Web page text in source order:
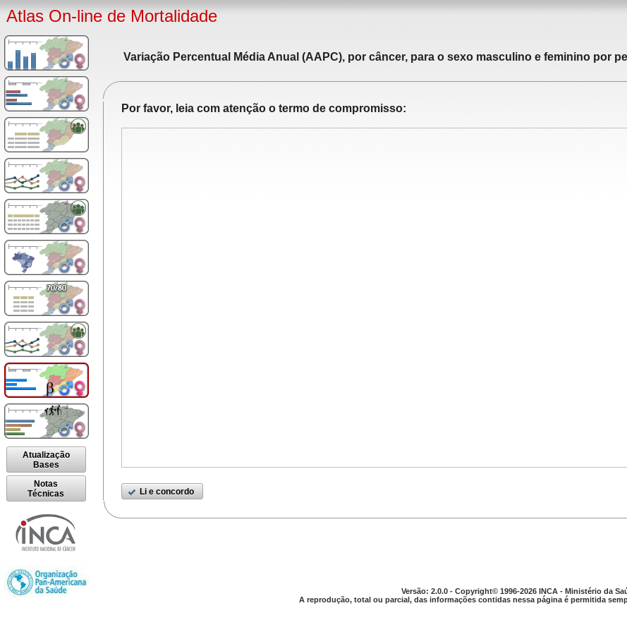
Atlas On-line de Mortalidade
Atualização
Bases
Notas
Técnicas
Variação Percentual Média Anual (AAPC), por câncer, para o sexo masculino e feminino por
Por favor, leia com atenção o termo de compromisso:
Li e concordo
Versão: 2.0.0 - Copyright© 1996-2026 INCA - Ministério da
A reprodução, total ou parcial, das informações contidas nessa página é permitida